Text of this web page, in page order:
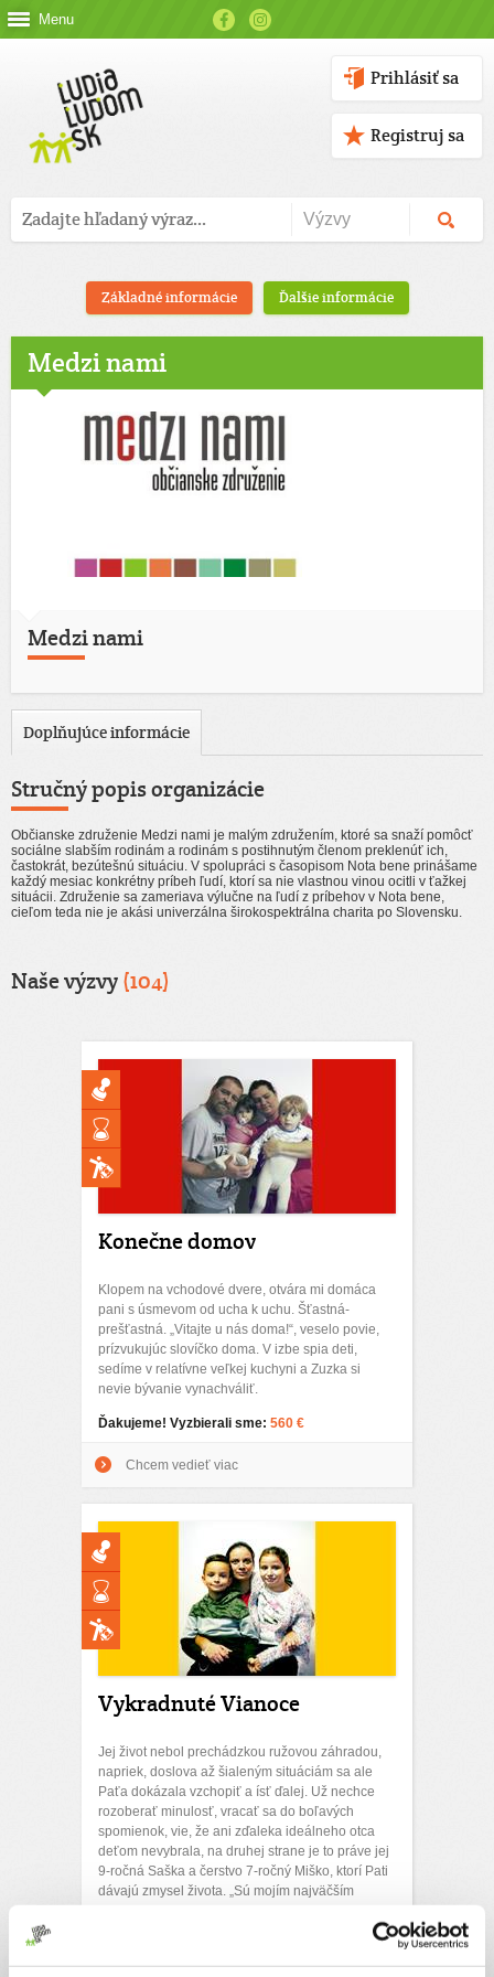
Menu
Prihlásiť sa
Registruj sa
Základné informácie Ďalšie informácie
Medzi nami
Medzi nami
Doplňujúce informácie
Stručný popis organizácie
Občianske združenie Medzi nami je malým združením, ktoré sa snaží pomôcť
sociálne slabším rodinám a rodinám s postihnutým členom preklenúť ich,
častokrát, bezútešnú situáciu. V spolupráci s časopisom Nota bene prinášame
každý mesiac konkrétny príbeh ľudí, ktorí sa nie vlastnou vinou ocitli v ťažkej
situácii. Združenie sa zameriava výlučne na ľudí z príbehov v Nota bene,
cieľom teda nie je akási univerzálna širokospektrálna charita po Slovensku.
Naše výzvy(104)
Konečne domov
Klopem na vchodové dvere, otvára mi domáca
pani s úsmevom od ucha k uchu. Šťastná-
prešťastná. „Vitajte u nás doma!“, veselo povie,
prízvukujúc slovíčko doma. V izbe spia deti,
sedíme v relatívne veľkej kuchyni a Zuzka si
nevie bývanie vynachváliť.
Ďakujeme! Vyzbierali sme: 560 €
Chcem vedieť viac
Vykradnuté Vianoce
Jej život nebol prechádzkou ružovou záhradou,
napriek, doslova až šialeným situáciám sa ale
Paťa dokázala vzchopiť a ísť ďalej. Už nechce
rozoberať minulosť, vracať sa do boľavých
spomienok, vie, že ani zďaleka ideálneho otca
deťom nevybrala, na druhej strane je to práve jej
9-ročná Saška a čerstvo 7-ročný Miško, ktorí Pati
dávajú zmysel života. „Sú mojím najväčším